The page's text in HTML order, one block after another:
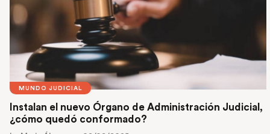
MUNDO JUDICIAL
Instalan el nuevo Órgano de Administración Judicial,
¿cómo quedó conformado?